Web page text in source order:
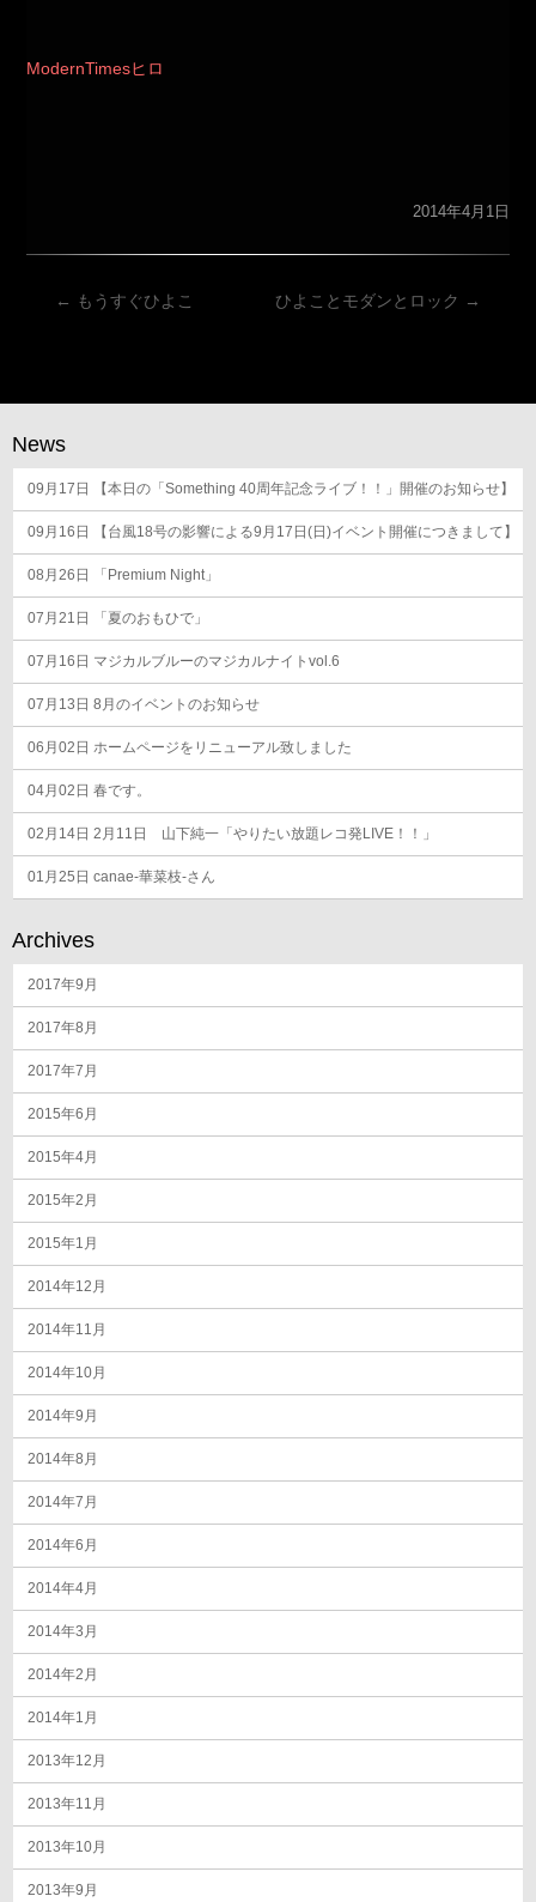
ModernTimesヒロ
2014年4月1日
投
ビ
ゲ
ー
シ
ョ
ン
← もうすぐひよこ ひよことモダンとロック →
News
09月17日 【本日の「Something 40周年記念ライブ！！」開催のお知らせ】
09月16日 【台風18号の影響による9月17日(日)イベント開催につきまして】
08月26日 「Premium Night」
07月21日 「夏のおもひで」
07月16日 マジカルブルーのマジカルナイトvol.6
07月13日 8月のイベントのお知らせ
06月02日 ホームページをリニューアル致しました
04月02日 春です。
02月14日 2月11日 山下純一「やりたい放題レコ発LIVE！！」
01月25日 canae-華菜枝-さん
Archives
2017年9月
2017年8月
2017年7月
2015年6月
2015年4月
2015年2月
2015年1月
2014年12月
2014年11月
2014年10月
2014年9月
2014年8月
2014年7月
2014年6月
2014年4月
2014年3月
2014年2月
2014年1月
2013年12月
2013年11月
2013年10月
2013年9月